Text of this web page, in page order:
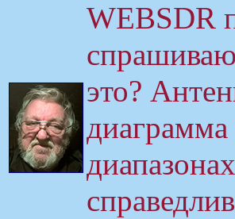
WEBSDR
это?
диаграмма